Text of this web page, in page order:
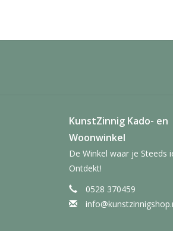
KunstZinnig Kado- en
Woonwinkel
De Winkel waar je Steeds
Ontdekt!
0528 370459